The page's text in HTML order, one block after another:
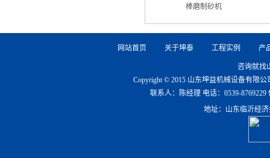
棒磨制砂机
网站首页 关于坤泰 工程实例 产
咨询就找
Copyright © 2015 山东坤益机械设备有限
联系人：陈经理 电话：0539-8769229
地址：山东临沂经